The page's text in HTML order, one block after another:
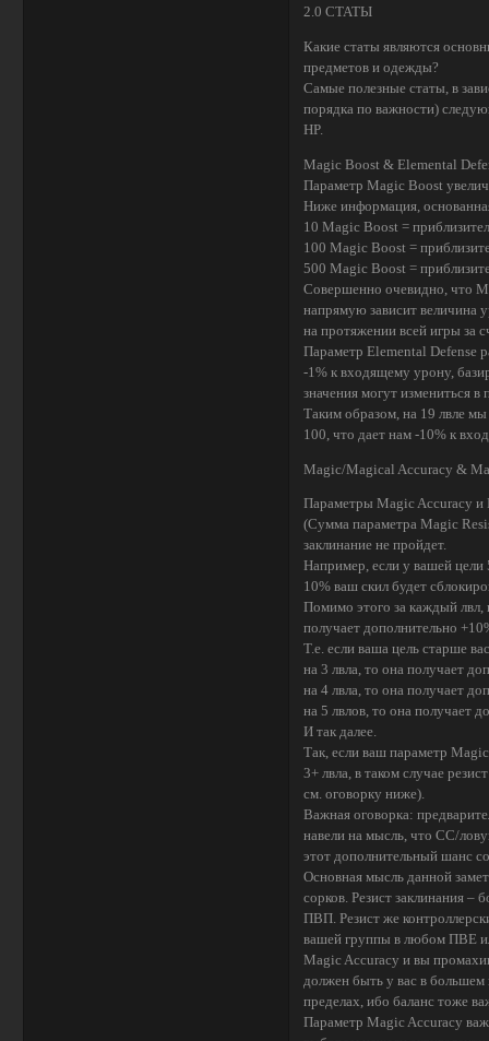
2.0 СТАТЫ
Какие статы являются
предметов и одежды?
Самые полезные статы, в
порядка по важности)
HP.
Magic Boost & Elemental
Параметр Magic Boost
Ниже информация,
10 Magic Boost =
100 Magic Boost =
500 Magic Boost =
Совершенно очевидно, что
напрямую зависит величина
на протяжении всей игры за
Параметр Elemental Defense
-1% к входящему урону,
значения могут измениться
Таким образом, на 19 лвле
100, что дает нам -10% к
Magic/Magical Accuracy &
Параметры Magic Accuracy и
(Сумма параметра Magic
заклинание не пройдет.
Например, если у вашей цели
10% ваш скил будет
Помимо этого за каждый лвл,
получает дополнительно
Т.е. если ваша цель старше
на 3 лвла, то она получает
на 4 лвла, то она получает
на 5 лвлов, то она получает
И так далее.
Так, если ваш параметр
3+ лвла, в таком случае
см. оговорку ниже).
Важная оговорка:
навели на мысль, что СС/
этот дополнительный шанс
Основная мысль данной
сорков. Резист заклинания
ПВП. Резист же
вашей группы в любом ПВЕ
Magic Accuracy и вы
должен быть у вас в большем
пределах, ибо баланс тоже
Параметр Magic Accuracy